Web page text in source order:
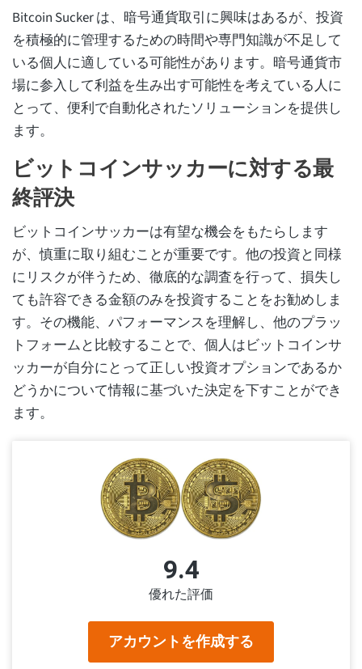
Bitcoin Sucker は、暗号通貨取引に興味はあるが、投資
を積極的に管理するための時間や専門知識が不足して
いる個人に適している可能性があります。暗号通貨市
場に参入して利益を生み出す可能性を考えている人に
とって、便利で自動化されたソリューションを提供し
ます。
ビットコインサッカーに対する最
終評決
ビットコインサッカーは有望な機会をもたらします
が、慎重に取り組むことが重要です。他の投資と同様
にリスクが伴うため、徹底的な調査を行って、損失し
ても許容できる金額のみを投資することをお勧めしま
す。その機能、パフォーマンスを理解し、他のプラッ
トフォームと比較することで、個人はビットコインサ
ッカーが自分にとって正しい投資オプションであるか
どうかについて情報に基づいた決定を下すことができ
ます。
9.4
優れた評価
アカウントを作成する